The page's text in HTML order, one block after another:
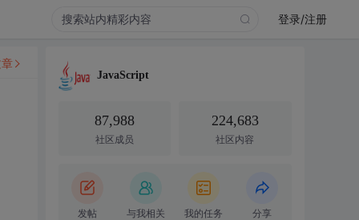
登录/注册
JavaScript
87,988
社区成员
224,683
社区内容
发帖 与我相关 我的任务 分享